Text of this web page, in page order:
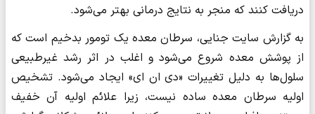
دریافت کنند که منجر به نتایج درمانی بهتر می‌شود.
به گزارش سایت جنایی، سرطان معده یک تومور بدخیم است که
از پوشش معده شروع می‌شود و اغلب در اثر رشد غیرطبیعی
سلول‌ها به دلیل تغییرات «دی ان ای» ایجاد می‌شود. تشخیص
اولیه سرطان معده ساده نیست، زیرا علائم اولیه آن خفیف